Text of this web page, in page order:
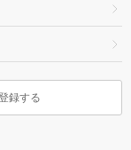
録する